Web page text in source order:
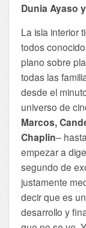
Dunia Ayaso
La isla interior
todos
plano sobre
todas las
desde el
universo de
Marcos,
Chaplin–
empezar a
segundo de
justamente
decir que es
desarrollo y